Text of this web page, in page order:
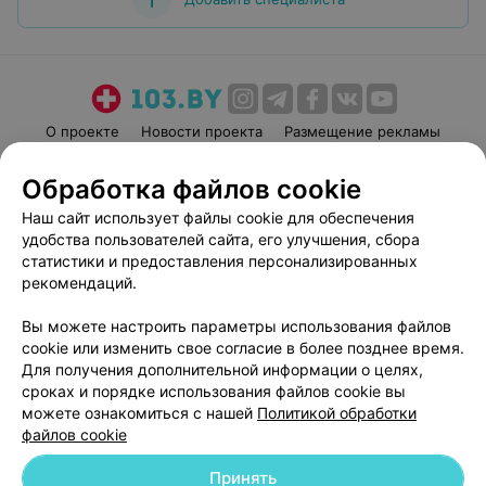
О проекте Новости проекта
Размещение рекламы
Пользовательское соглашение
Способы оплаты
Вакансии
Партнеры
Написать руководителю 103.by
Обработка персональных данных
Обработка файлов cookie
Наш сайт использует файлы cookie для обеспечения
удобства пользователей сайта, его улучшения, сбора
статистики и предоставления персонализированных
рекомендаций.
Вы можете настроить параметры использования файлов
cookie или изменить свое согласие в более позднее время.
Для получения дополнительной информации о целях,
сроках и порядке использования файлов cookie вы
можете ознакомиться с нашей Политикой обработки
файлов cookie
Принять